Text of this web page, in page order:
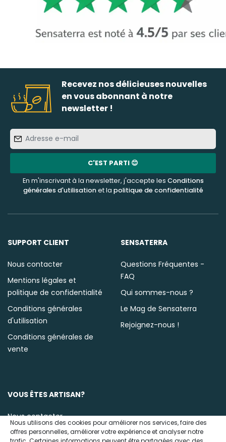
Recevez nos délicieuses nouvelles
en vous abonnant à notre
newsletter !
e-
mail
C'EST PARTI 😊
En m'inscrivant à la newsletter, j'accepte les Conditions
générales d'utilisationet la politique de confidentialité
SUPPORT CLIENT
Nous contacter
Mentions légales et
politique de confidentialité
Conditions générales
d'utilisation
Conditions générales de
vente
SENSATERRA
Questions Fréquentes -
FAQ
Qui sommes-nous ?
Le Mag de Sensaterra
Rejoignez-nous !
VOUS ÊTES ARTISAN?
Nous contacter
Nous utilisons des cookies pour améliorer nos services, faire des
offres personnelles, améliorer votre expérience et analyser notre